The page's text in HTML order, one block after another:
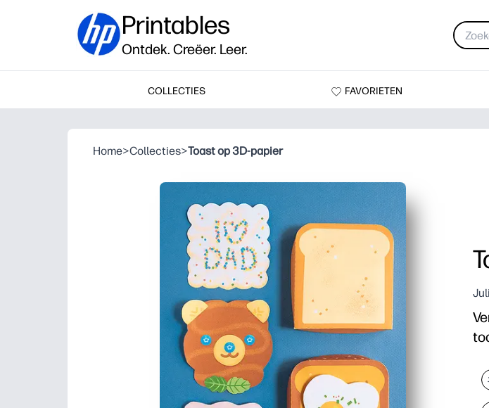
Printables
Ontdek. Creëer. Leer.
COLLECTIES FAVORIETEN
Home>Collecties>Toast op 3D-papier